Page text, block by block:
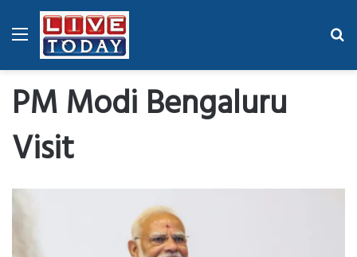
Menu
PM Modi Bengaluru
Visit